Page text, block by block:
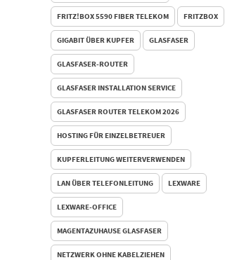
FRITZ!BOX 5590 FIBER TELEKOM FRITZBOX
GIGABIT ÜBER KUPFER GLASFASER
GLASFASER-ROUTER
GLASFASER INSTALLATION SERVICE
GLASFASER ROUTER TELEKOM 2026
HOSTING FÜR EINZELBETREUER
KUPFERLEITUNG WEITERVERWENDEN
LAN ÜBER TELEFONLEITUNG LEXWARE
LEXWARE-OFFICE
MAGENTAZUHAUSE GLASFASER
NETZWERK OHNE KABELZIEHEN